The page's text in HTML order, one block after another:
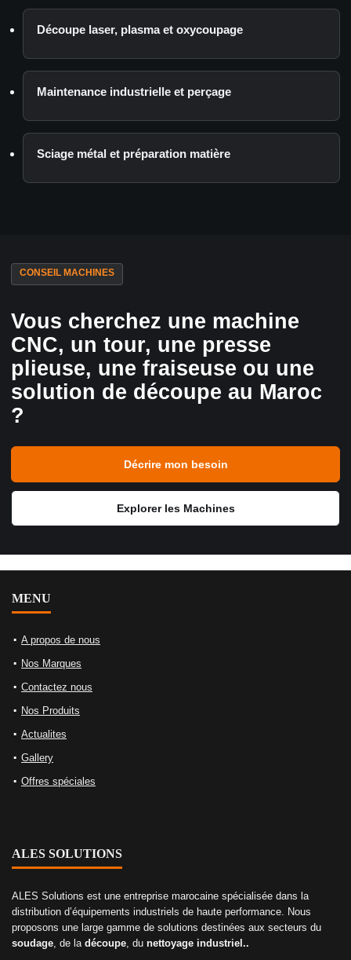
Découpe laser, plasma et oxycoupage
Maintenance industrielle et perçage
Sciage métal et préparation matière
CONSEIL MACHINES
Vous cherchez une machine
CNC, un tour, une presse
plieuse, une fraiseuse ou une
solution de découpe au Maroc
?
Décrire mon besoin
Explorer les Machines
MENU
A propos de nous
Nos Marques
Contactez nous
Nos Produits
Actualites
Gallery
Offres spéciales
ALES SOLUTIONS
ALES Solutions est une entreprise marocaine spécialisée dans la
distribution d’équipements industriels de haute performance. Nous
proposons une large gamme de solutions destinées aux secteurs du
soudage, de la découpe, du nettoyage industriel..